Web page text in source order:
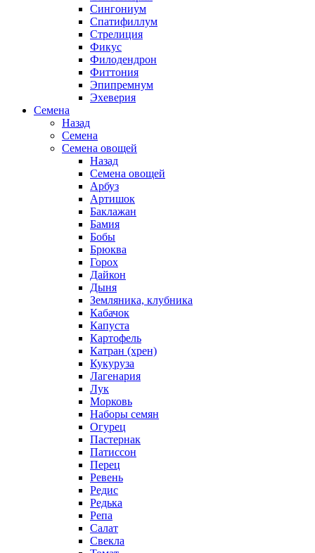
Сингониум
Спатифиллум
Стрелиция
Фикус
Филодендрон
Фиттония
Эпипремнум
Эхеверия
Семена
Назад
Семена
Семена овощей
Назад
Семена овощей
Арбуз
Артишок
Баклажан
Бамия
Бобы
Брюква
Горох
Дайкон
Дыня
Земляника, клубника
Кабачок
Капуста
Картофель
Катран (хрен)
Кукуруза
Лагенария
Лук
Морковь
Наборы семян
Огурец
Пастернак
Патиссон
Перец
Ревень
Редис
Редька
Репа
Салат
Свекла